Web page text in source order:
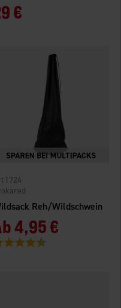
€
Reh/Wildschwein
1724
4,95 €